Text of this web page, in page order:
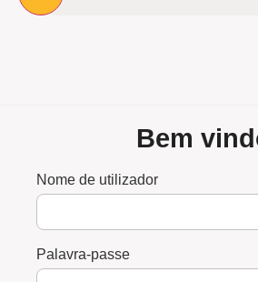
Bem
Nome de utilizador
Palavra-passe